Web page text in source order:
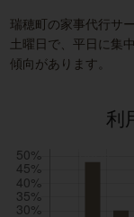
瑞穂町の家事代行サ
土曜日で、平日に集
傾向があります。
利